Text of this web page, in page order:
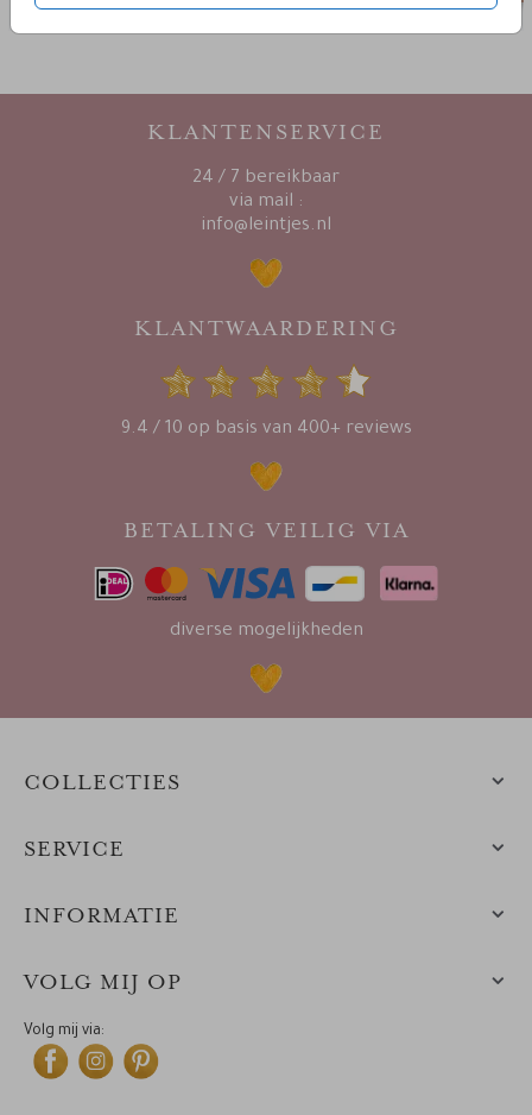
KLANTENSERVICE
24 / 7 bereikbaar
via mail :
info@leintjes.nl
KLANTWAARDERING
9.4 / 10 op basis van 400+ reviews
BETALING VEILIG VIA
diverse mogelijkheden
COLLECTIES
SERVICE
INFORMATIE
VOLG MIJ OP
Volg mij via: